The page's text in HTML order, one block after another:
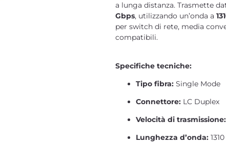
a lunga distanza. Trasmette
Gbps, utilizzando un’onda a
per switch di rete, media
compatibili.
Specifiche tecniche:
Tipo fibra: Single Mode
Connettore: LC Duplex
Velocità di trasmissione:
Lunghezza d’onda: